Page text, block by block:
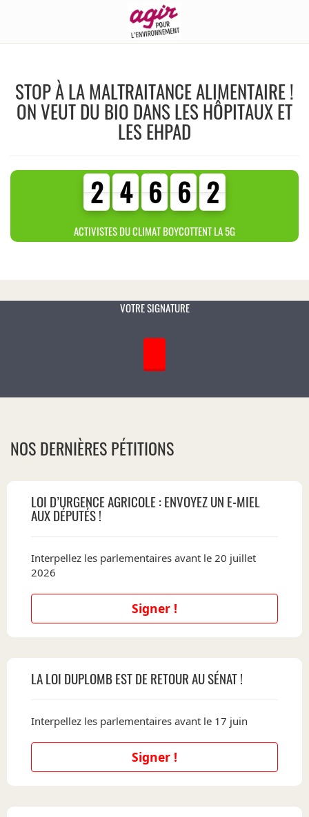
STOP À LA MALTRAITANCE ALIMENTAIRE !
ON VEUT DU BIO DANS LES HÔPITAUX ET
LES EHPAD
2
2 4
3
4 6
9
6 6
8
6 2
7
2
ACTIVISTES DU CLIMAT BOYCOTTENT LA 5G
VOTRE SIGNATURE
NOS DERNIÈRES PÉTITIONS
LOI D’URGENCE AGRICOLE : ENVOYEZ UN E-MIEL
AUX DÉPUTÉS !
Interpellez les parlementaires avant le 20 juillet
2026
Signer !
LA LOI DUPLOMB EST DE RETOUR AU SÉNAT !
Interpellez les parlementaires avant le 17 juin
Signer !